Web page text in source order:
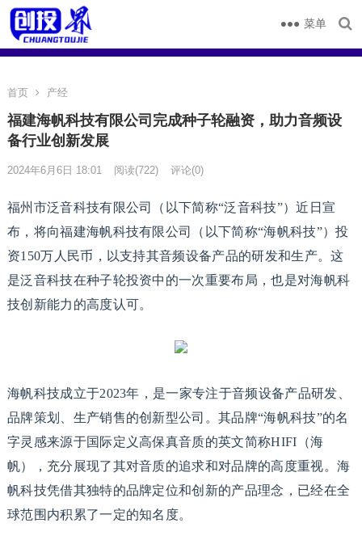
菜单
首页 产经
福建海帆科技有限公司完成种子轮融资，助力音频设
备行业创新发展
2024年6月6日 18:01 阅读(722) 评论(0)
福州市泛音科技有限公司（以下简称“泛音科技”）近日宣
布，将向福建海帆科技有限公司（以下简称“海帆科技”）投
资150万人民币，以支持其音频设备产品的研发和生产。这
是泛音科技在种子轮投资中的一次重要布局，也是对海帆科
技创新能力的高度认可。
海帆科技成立于2023年，是一家专注于音频设备产品研发、
品牌策划、生产销售的创新型公司。其品牌“海帆科技”的名
字灵感来源于国际定义高保真音质的英文简称HIFI（海
帆），充分展现了其对音质的追求和对品牌的高度重视。海
帆科技凭借其独特的品牌定位和创新的产品理念，已经在全
球范围内积累了一定的知名度。